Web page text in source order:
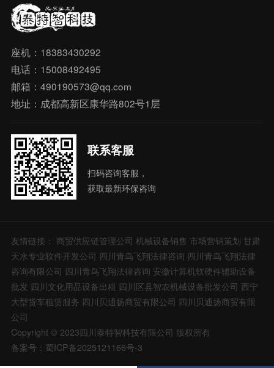
座机：18383430292
电话：15008492495
邮箱：490190573@qq.com
地址：成都高新区康华路802号1层
联系客服
扫码咨询客服，
获取最新环保咨询
友情链接： 商贸供应链管理公司 机械设备销售 市场营销策划 甘肃
天水专业软件开发公司 四川青鸟飞翔法律咨询 四川青鸟飞翔法律
咨询有限公司 四川青鸟飞翔法律咨询 安徽计算机软硬件辅助设备
批发 四川文化用品设备出租 四川区县智农机械设备批发公司 西宁
大型货车租赁服务 四川贝通扬商贸有限公司 四川贝通扬商贸有限
公司
Copyright © 2023四川泰特智科技有限公司 版权所有
备案号：蜀ICP备2025121166号-3